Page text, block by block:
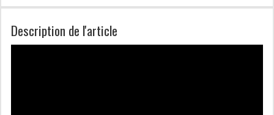
Description de l'article